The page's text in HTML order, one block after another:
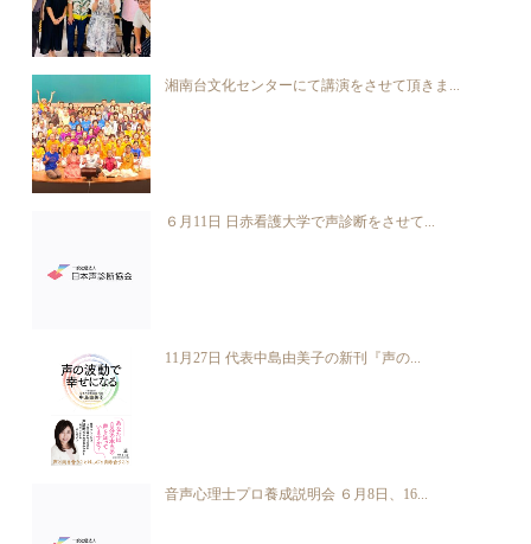
湘南台文化センターにて講演をさせて頂きま...
６月11日 日赤看護大学で声診断をさせて...
11月27日 代表中島由美子の新刊『声の...
音声心理士プロ養成説明会 ６月8日、16...